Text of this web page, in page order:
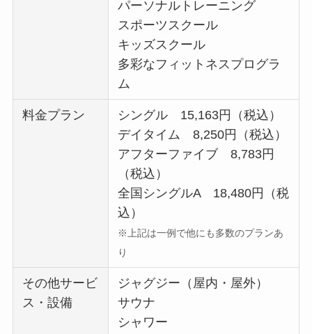
パーソナルトレーニング
スポーツスクール
キッズスクール
多彩なフィットネスプログラ
ム
料金プラン
シングル 15,163円（税込）
デイタイム 8,250円（税込）
アフターファイブ 8,783円
（税込）
全国シングルA 18,480円（税
込）
※上記は一例で他にも多数のプランあ
り
その他サービ
ス・設備
ジャグジー（屋内・屋外）
サウナ
シャワー